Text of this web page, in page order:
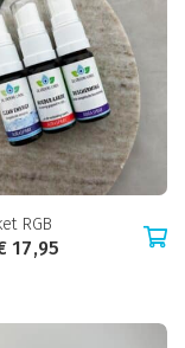
RGB
17,95